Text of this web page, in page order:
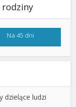
rodziny
Na 45 dni
dzielące ludzi